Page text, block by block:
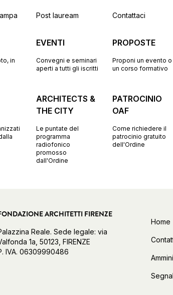
Post lauream Contattaci
in
EVENTI
Convegni e seminari
aperti a tutti gli iscritti
PROPOSTE
Proponi un evento o
un corso formativo
ARCHITECTS &
THE CITY
Le puntate del
programma
radiofonico
promosso
dall'Ordine
PATROCINIO
OAF
Come richiedere il
patrocinio gratuito
dell'Ordine
ARCHITETTI FIRENZE
Reale. Sede legale: via
1a, 50123, FIRENZE
IVA. 06309990486
Home